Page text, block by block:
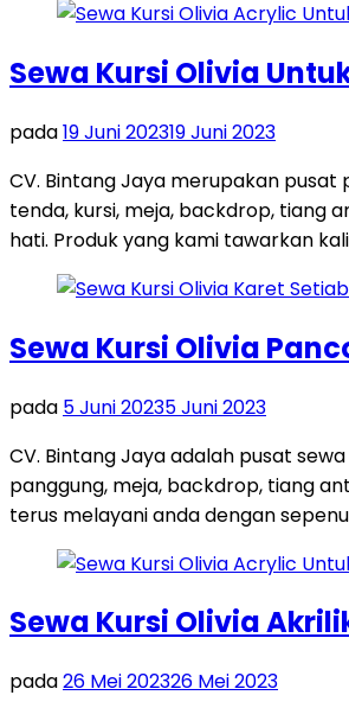
Sewa Kursi Olivia
pada19 Juni 202319 Juni 2023
CV. Bintang Jaya merupakan
tenda, kursi, meja, backdrop, tiang
hati. Produk yang kami tawarkan
Sewa Kursi Olivia
pada 5 Juni 20235 Juni 2023
CV. Bintang Jaya adalah pusat
panggung, meja, backdrop, tiang
terus melayani anda dengan
Sewa Kursi Olivia
pada26 Mei 202326 Mei 2023